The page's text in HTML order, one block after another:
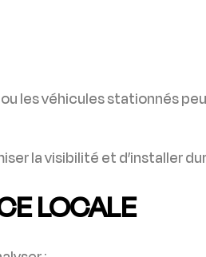
les véhicules stationnés
la visibilité et d’installer
LOCALE